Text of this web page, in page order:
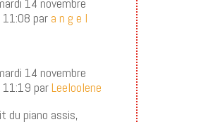
par a n g e l
14 novembre
parLeeloolene
du piano assis,